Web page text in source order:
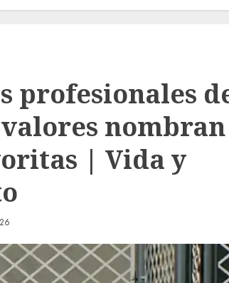
profesionales
nombran
| Vida y